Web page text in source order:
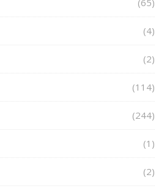
(65)
(4)
(2)
(114)
(244)
(1)
(2)